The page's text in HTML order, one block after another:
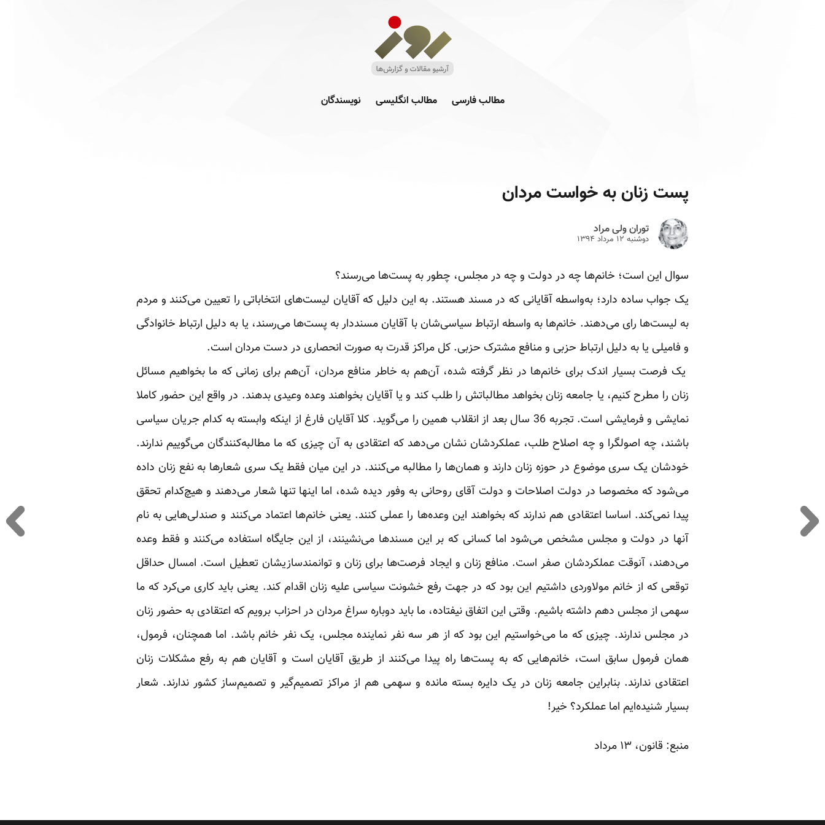
مطالب فارسی مطالب انگلیسی نویسندگان
پست زنان به خواست مردان ‎
توران ولی مراد
دوشنبه ۱۲ مرداد ۱۳۹۴
سوال این است؛ خانم‌ها چه در دولت و چه در مجلس، چطور به پست‌ها می‌رسند؟
یک جواب ساده دارد؛ به‌واسطه آقایانی که در مسند هستند. به این دلیل که آقایان لیست‌های انتخاباتی را تعیین می‌کنند و مردم
به لیست‌ها رای می‌دهند. خانم‌ها به واسطه ارتباط سیاسی‌شان با آقایان مسنددار به پست‌ها می‌رسند، یا به دلیل ارتباط خانوادگی
و فامیلی یا به دلیل ارتباط حزبی و منافع مشترک حزبی. کل مراکز قدرت به صورت انحصاری در دست مردان است.
یک فرصت بسیار اندک برای خانم‌ها در نظر گرفته شده، آن‌هم به خاطر منافع مردان، آن‌هم برای زمانی که ما بخواهیم مسائل
زنان را مطرح کنیم، یا جامعه زنان بخواهد مطالباتش را طلب کند و یا آقایان بخواهند وعده وعیدی بدهند. در واقع این حضور کاملا
نمایشی و فرمایشی است. تجربه 36 سال بعد از انقلاب همین را می‌گوید. کلا آقایان فارغ از اینکه وابسته به کدام جریان سیاسی
باشند، چه اصولگرا و چه اصلاح طلب، عملکردشان نشان می‌دهد که اعتقادی به آن چیزی که ما مطالبه‌کنندگان می‌گوییم ندارند.
خودشان یک سری موضوع در حوزه زنان دارند و همان‌ها را مطالبه می‌کنند. در این میان فقط یک سری شعارها به نفع زنان داده
می‌شود که مخصوصا در دولت اصلاحات و دولت آقای روحانی به وفور دیده شده، اما اینها تنها شعار می‌دهند و هیچ‌کدام تحقق
پیدا نمی‌کند. اساسا اعتقادی هم ندارند که بخواهند این وعده‌ها را عملی کنند. یعنی خانم‌ها اعتماد می‌کنند و صندلی‌هایی به نام
آنها در دولت و مجلس مشخص می‌شود اما کسانی که بر این مسندها می‌نشینند، از این جایگاه استفاده می‌کنند و فقط وعده
می‌دهند، آنوقت عملکردشان صفر است. منافع زنان و ایجاد فرصت‌ها برای زنان و توانمندسازیشان تعطیل است. امسال حداقل
توقعی که از خانم مولاوردی داشتیم این بود که در جهت رفع خشونت سیاسی علیه زنان اقدام کند. یعنی باید کاری می‌کرد که ما
سهمی از مجلس دهم داشته باشیم. وقتی این اتفاق نیفتاده، ما باید دوباره سراغ مردان در احزاب برویم که اعتقادی به حضور زنان
در مجلس ندارند. چیزی که ما می‌خواستیم این بود که از هر سه نفر نماینده مجلس، یک نفر خانم باشد. اما همچنان، فرمول،
همان فرمول سابق است، خانم‌هایی که به پست‌ها راه پیدا می‌کنند از طریق آقایان است و آقایان هم به رفع مشکلات زنان
اعتقادی ندارند. بنابراین جامعه زنان در یک دایره بسته مانده‌ و سهمی هم از مراکز تصمیم‌گیر و تصمیم‌ساز کشور ندارند. شعار
بسیار شنیده‌ایم اما عملکرد؟ خیر!
منبع: قانون، ۱۳ مرداد